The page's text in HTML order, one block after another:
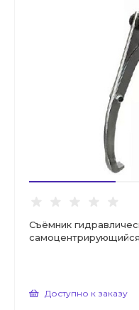
Съёмник
Доступно к заказу